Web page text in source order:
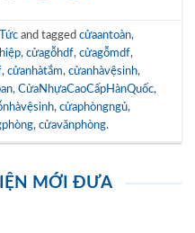
Tức and tagged cửaantoàn,
, cửagỗhdf, cửagỗmdf,
, cửanhàtắm, cửanhàvệsinh,
, CửaNhựaCaoCấpHànQuốc,
, cửaphòngngủ,
, cửavănphòng.
MỚI ĐƯA